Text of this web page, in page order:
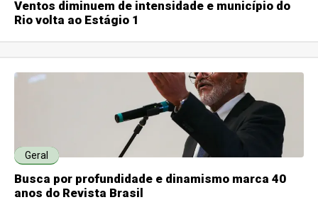
Ventos diminuem de intensidade e município do
Rio volta ao Estágio 1
Geral
Busca por profundidade e dinamismo marca 40
anos do Revista Brasil